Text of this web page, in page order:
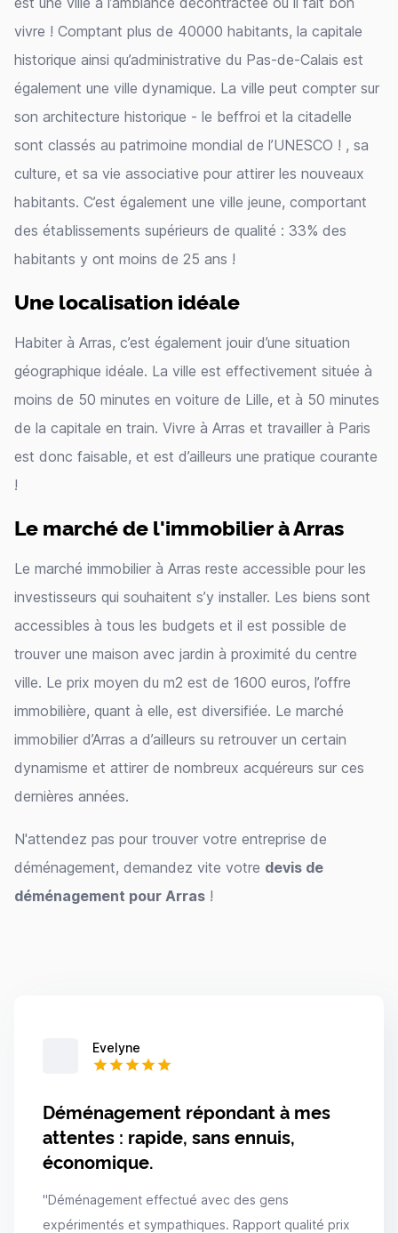
vivre ! Comptant plus de 40000 habitants, la capitale
historique ainsi qu’administrative du Pas-de-Calais est
également une ville dynamique. La ville peut compter sur
son architecture historique - le beffroi et la citadelle
sont classés au patrimoine mondial de l’UNESCO ! , sa
culture, et sa vie associative pour attirer les nouveaux
habitants. C’est également une ville jeune, comportant
des établissements supérieurs de qualité : 33% des
habitants y ont moins de 25 ans !
Une localisation idéale
Habiter à Arras, c’est également jouir d’une situation
géographique idéale. La ville est effectivement située à
moins de 50 minutes en voiture de Lille, et à 50 minutes
de la capitale en train. Vivre à Arras et travailler à Paris
est donc faisable, et est d’ailleurs une pratique courante
!
Le marché de l'immobilier à Arras
Le marché immobilier à Arras reste accessible pour les
investisseurs qui souhaitent s’y installer. Les biens sont
accessibles à tous les budgets et il est possible de
trouver une maison avec jardin à proximité du centre
ville. Le prix moyen du m2 est de 1600 euros, l’offre
immobilière, quant à elle, est diversifiée. Le marché
immobilier d’Arras a d’ailleurs su retrouver un certain
dynamisme et attirer de nombreux acquéreurs sur ces
dernières années.
N'attendez pas pour trouver votre entreprise de
déménagement, demandez vite votre devis de
déménagement pour Arras !
Evelyne
Déménagement répondant à mes
attentes : rapide, sans ennuis,
économique.
"Déménagement effectué avec des gens
expérimentés et sympathiques. Rapport qualité prix